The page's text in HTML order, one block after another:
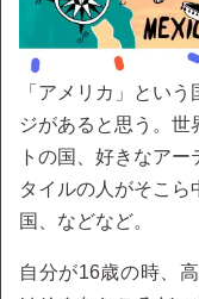
「アメリカ」とい
ジがあると思う。世
トの国、好きなア
タイルの人がそこら
国、などなど。
自分が16歳の時、